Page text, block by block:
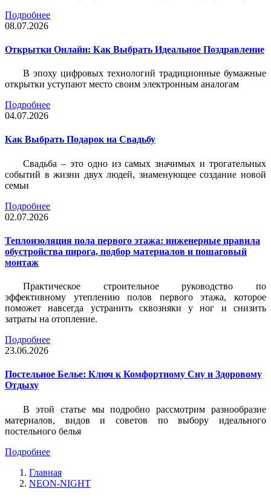
Подробнее
08.07.2026
Открытки Онлайн: Как Выбрать Идеальное Поздравление
В эпоху цифровых технологий традиционные бумажные
открытки уступают место своим электронным аналогам
Подробнее
04.07.2026
Как Выбрать Подарок на Свадьбу
Свадьба – это одно из самых значимых и трогательных
событий в жизни двух людей, знаменующее создание новой
семьи
Подробнее
02.07.2026
Теплоизоляция пола первого этажа: инженерные правила
обустройства пирога, подбор материалов и пошаговый
монтаж
Практическое строительное руководство по
эффективному утеплению полов первого этажа, которое
поможет навсегда устранить сквозняки у ног и снизить
затраты на отопление.
Подробнее
23.06.2026
Постельное Белье: Ключ к Комфортному Сну и Здоровому
Отдыху
В этой статье мы подробно рассмотрим разнообразие
материалов, видов и советов по выбору идеального
постельного белья
Подробнее
Главная
NEON-NIGHT